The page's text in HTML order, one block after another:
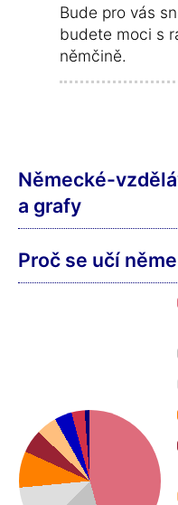
Bude pro vás
budete moci s
němčině.
Německé-
a grafy
Proč se učí